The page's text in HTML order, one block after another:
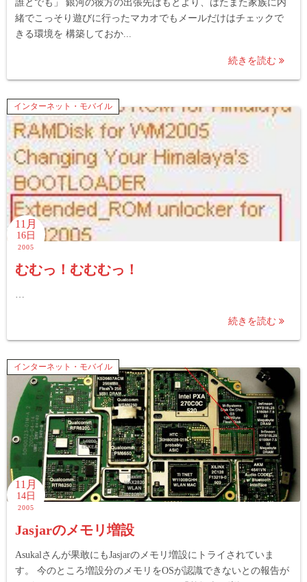
誰とでも」 銀河の彼方の出張先はもとより、はたまた家族に内
緒でこっそり遊びに行ったマカオでもメールだけはチェックで
きる環境を 構築しておか...
続きを読む
インターネット・モバイル
11月
16日
2005
むむっ！むむむっ！
…
続きを読む
インターネット・モバイル
11月
14日
2005
Jasjarのメモリ増設
Asukalさんが果敢にもJasjarのメモリ増設にトライされていま
す。 今のところ増設分のメモリをOSが認識できないとの報告が